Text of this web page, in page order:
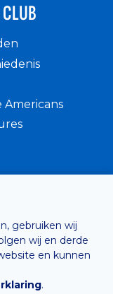
gebruiken wij
wij en derde
en kunnen
.
Americans